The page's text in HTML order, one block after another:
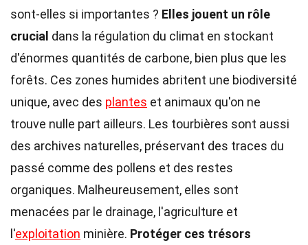
sont-elles si importantes ? Elles jouent un rôle
crucial dans la régulation du climat en stockant
d'énormes quantités de carbone, bien plus que les
forêts. Ces zones humides abritent une biodiversité
unique, avec des plantes et animaux qu'on ne
trouve nulle part ailleurs. Les tourbières sont aussi
des archives naturelles, préservant des traces du
passé comme des pollens et des restes
organiques. Malheureusement, elles sont
menacées par le drainage, l'agriculture et
l'exploitation minière. Protéger ces trésors